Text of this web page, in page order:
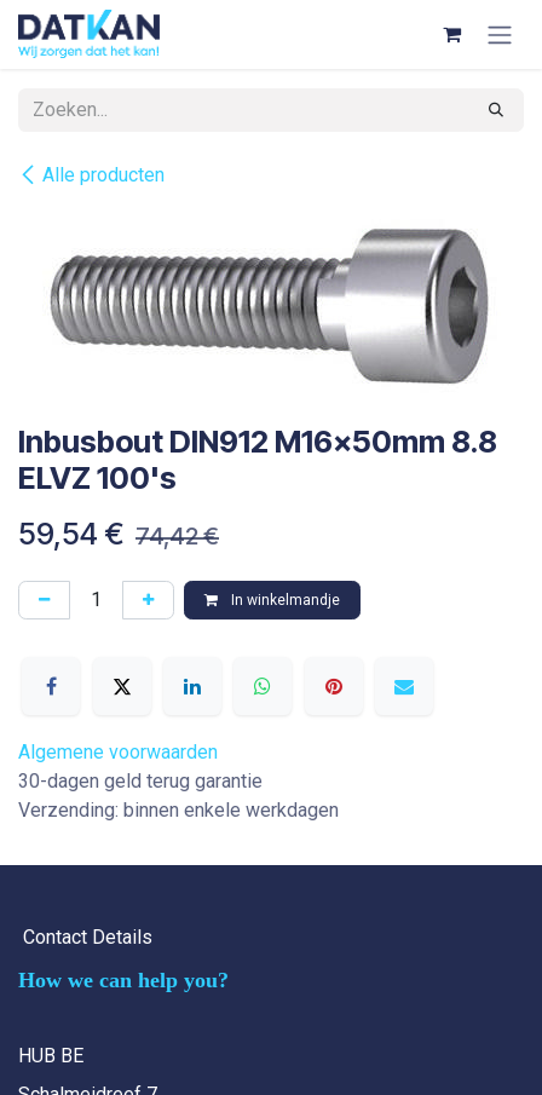
Overslaan naar inhoud
Alle producten
Inbusbout DIN912 M16x50mm 8.8
ELVZ 100's
59,54 € 74,42€
In winkelmandje
Algemene voorwaarden
30-dagen geld terug garantie
Verzending: binnen enkele werkdagen
Contact Details
How we can help you?
HUB BE